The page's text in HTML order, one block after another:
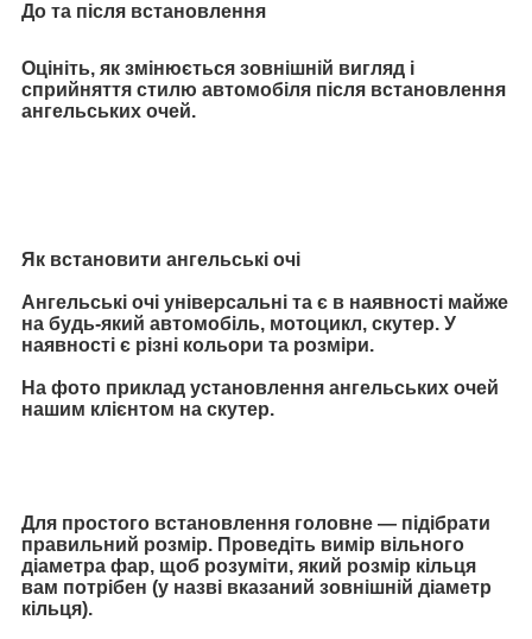
До та після встановлення
Оцініть, як змінюється зовнішній вигляд і
сприйняття стилю автомобіля після встановлення
ангельських очей.
Як встановити ангельські очі
Ангельські очі універсальні та є в наявності майже
на будь-який автомобіль, мотоцикл, скутер. У
наявності є різні кольори та розміри.
На фото приклад установлення ангельських очей
нашим клієнтом на скутер.
Для простого встановлення головне — підібрати
правильний розмір. Проведіть вимір вільного
діаметра фар, щоб розуміти, який розмір кільця
вам потрібен (у назві вказаний зовнішній діаметр
кільця).